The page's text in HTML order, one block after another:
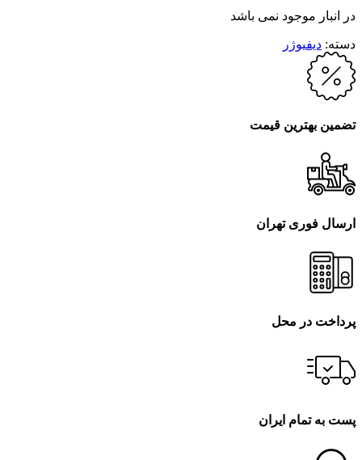
در انبار موجود نمی باشد
دسته: دیفیوژر
تضمین بهترین قیمت
ارسال فوری تهران
پرداخت در محل
پست به تمام ایران